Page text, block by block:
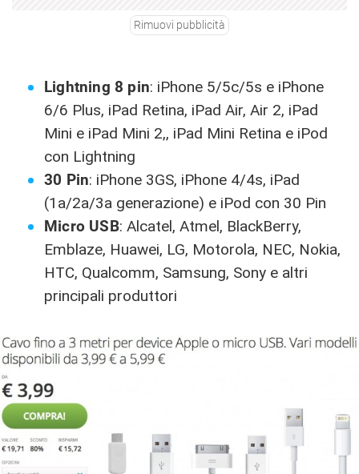
Rimuovi pubblicità
Lightning 8 pin: iPhone 5/5c/5s e iPhone
6/6 Plus, iPad Retina, iPad Air, Air 2, iPad
Mini e iPad Mini 2,, iPad Mini Retina e iPod
con Lightning
30 Pin: iPhone 3GS, iPhone 4/4s, iPad
(1a/2a/3a generazione) e iPod con 30 Pin
Micro USB: Alcatel, Atmel, BlackBerry,
Emblaze, Huawei, LG, Motorola, NEC, Nokia,
HTC, Qualcomm, Samsung, Sony e altri
principali produttori